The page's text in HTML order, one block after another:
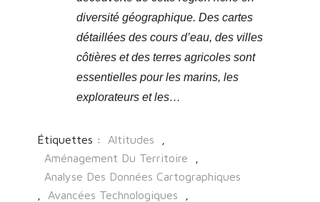
diversité géographique. Des cartes
détaillées des cours d’eau, des villes
côtières et des terres agricoles sont
essentielles pour les marins, les
explorateurs et les…
Étiquettes : Altitudes
Aménagement Du Territoire
Analyse Des Données Cartographiques
Avancées Technologiques